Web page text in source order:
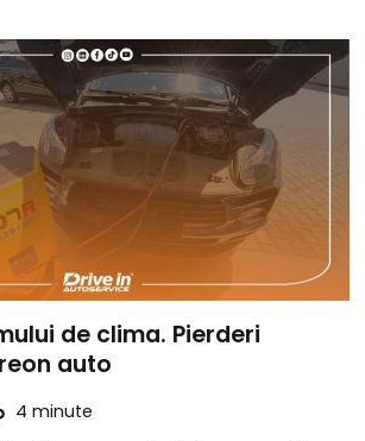
de clima. Pierderi
auto
4 minute